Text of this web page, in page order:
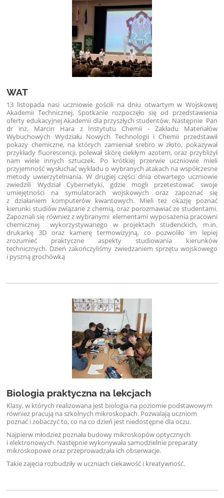
WAT
13 listopada nasi uczniowie gościli na dniu otwartym w Wojskowej
Akademii Technicznej. Spotkanie rozpoczęło się od przedstawienia
oferty edukacyjnej Akademii dla przyszłych studentów. Następnie Pan
dr inż. Marcin Hara z Instytutu Chemii - Zakładu Materiałów
Wybuchowych Wydziału Nowych Technologii i Chemii przedstawił
pokazy chemiczne, na których zamieniał srebro w złoto, pokazywał
przykłady fluorescencji, polewał skórę ciekłym azotem, oraz przybliżył
nam wiele innych sztuczek. Po krótkiej przerwie uczniowie mieli
przyjemność wysłuchać wykładu o wybranych atakach na współczesne
metody uwierzytelniania. W drugiej części dnia otwartego uczniowie
zwiedzili Wydział Cybernetyki, gdzie mogli przetestować swoje
umiejętności na symulatorach wojskowych oraz zapoznać się
z działaniem komputerów kwantowych. Mieli też okazję poznać
kierunki studiów związane z chemią, oraz porozmawiać ze studentami.
Zapoznali się również z wybranymi elementami wyposażenia pracowni
chemicznej wykorzystywanego w projektach studenckich, m.in.
drukarkę 3D oraz kamerę termowizyjną, co pozwoliło im lepiej
zrozumieć praktyczne aspekty studiowania kierunków
technicznych. Dzień zakończyliśmy zwiedzaniem sprzętu wojskowego
i pyszną grochówką
Biologia praktyczna na lekcjach
Klasy, w których realizowana jest biologia na poziomie podstawowym
również pracują na szkolnych mikroskopach. Pozwalają uczniom
poznać i zobaczyć to, co na co dzień jest niedostępne dla oczu.
Najpierw młodzież poznała budowy mikroskopów optycznych
i elektronowych. Następnie wykonywała samodzielnie preparaty
mikroskopowe oraz przeprowadzała ich obserwacje.
Takie zajęcia rozbudziły w uczniach ciekawość i kreatywność.